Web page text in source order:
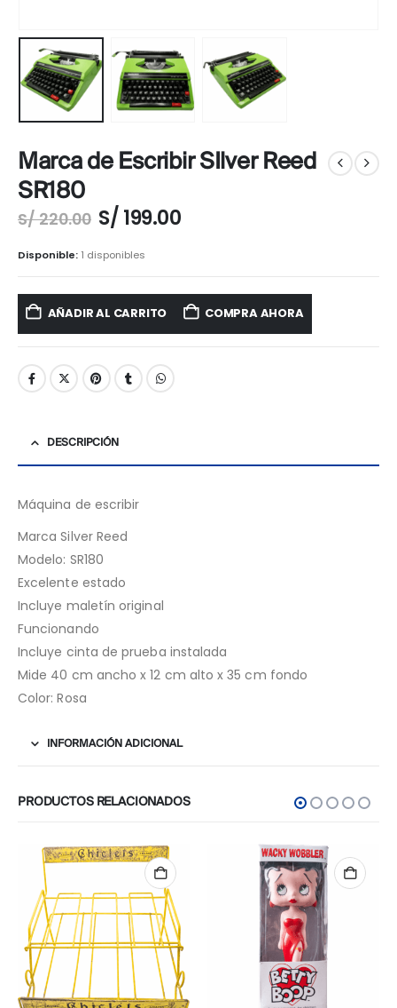
Marca de Escribir SIlver Reed
SR180
S/220.00 El
precio
original
era:
S/ 220.00.
S/ 199.00El
es:
S/ 199.00.
Disponible: 1 disponibles
AÑADIR AL CARRITO COMPRA AHORA
DESCRIPCIÓN
Máquina de escribir
Marca Silver Reed
Modelo: SR180
Excelente estado
Incluye maletín original
Funcionando
Incluye cinta de prueba instalada
Mide 40 cm ancho x 12 cm alto x 35 cm fondo
Color: Rosa
INFORMACIÓN ADICIONAL
PRODUCTOS RELACIONADOS